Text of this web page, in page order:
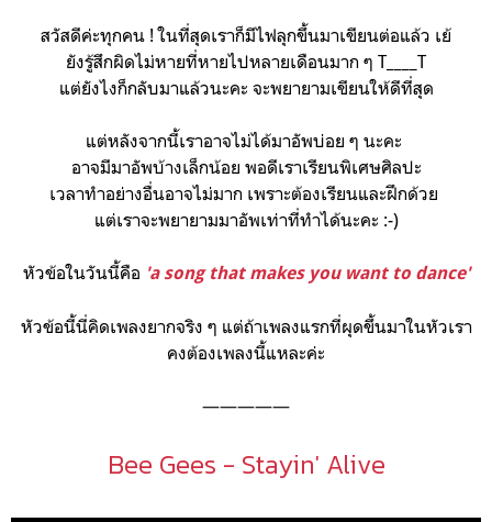
สวัสดีค่ะทุกคน ! ในที่สุดเราก็มีไฟลุกขึ้นมาเขียนต่อแล้ว เย้
ยังรู้สึกผิดไม่หายที่หายไปหลายเดือนมาก ๆ T____T
แต่ยังไงก็กลับมาแล้วนะคะ จะพยายามเขียนให้ดีที่สุด
แต่หลังจากนี้เราอาจไม่ได้มาอัพบ่อย ๆ นะคะ
อาจมีมาอัพบ้างเล็กน้อย พอดีเราเรียนพิเศษศิลปะ
เวลาทำอย่างอื่นอาจไม่มาก เพราะต้องเรียนและฝึกด้วย
แต่เราจะพยายามมาอัพเท่าที่ทำได้นะคะ :-)
หัวข้อในวันนี้คือ 'a song that makes you want to dance'
หัวข้อนี้นี่คิดเพลงยากจริง ๆ แต่ถ้าเพลงแรกที่ผุดขึ้นมาในหัวเรา
คงต้องเพลงนี้แหละค่ะ
—————
Bee Gees - Stayin' Alive